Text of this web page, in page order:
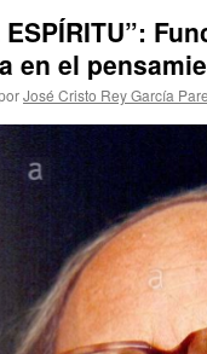
ESPÍRITU”:
en el
José Cristo Rey García